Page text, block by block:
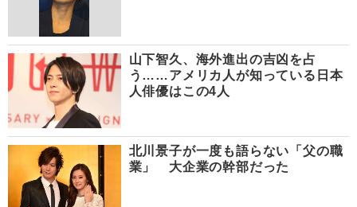
山下智久、海外進出の吉凶を占
う……アメリカ人が知っている日本
人俳優はこの4人
北川景子が一度も語らない「父の職
業」 大企業の幹部だった